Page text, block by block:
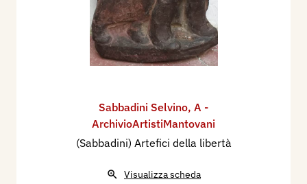
Sabbadini Selvino, A -
ArchivioArtistiMantovani
(Sabbadini) Artefici della libertà
Visualizza scheda